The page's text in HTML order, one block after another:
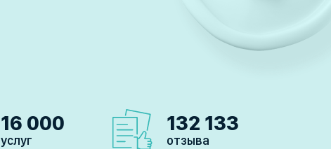
16 000
услуг
132 133
отзыва